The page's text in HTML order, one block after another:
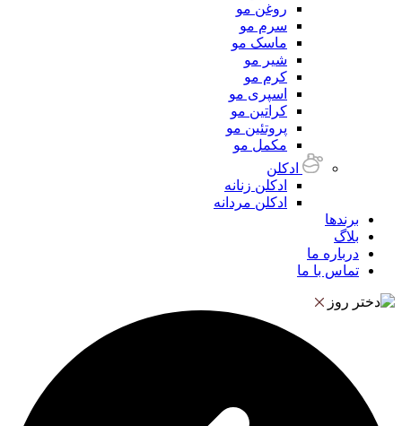
روغن مو
سرم مو
ماسک مو
شیر مو
کرم مو
اسپری مو
کراتین مو
پروتئین مو
مکمل مو
ادکلن
ادکلن زنانه
ادکلن مردانه
برندها
بلاگ
درباره ما
تماس با ما